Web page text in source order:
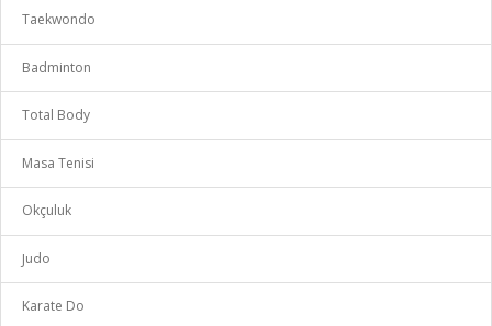
Taekwondo
Badminton
Total Body
Masa Tenisi
Okçuluk
Judo
Karate Do